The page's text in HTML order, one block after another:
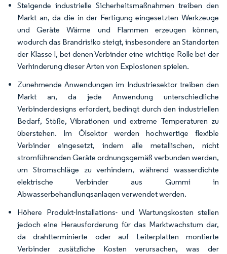
Steigende industrielle Sicherheitsmaßnahmen treiben den
Markt an, da die in der Fertigung eingesetzten Werkzeuge
und Geräte Wärme und Flammen erzeugen können,
wodurch das Brandrisiko steigt, insbesondere an Standorten
der Klasse I, bei denen Verbinder eine wichtige Rolle bei der
Verhinderung dieser Arten von Explosionen spielen.
Zunehmende Anwendungen im Industriesektor treiben den
Markt an, da jede Anwendung unterschiedliche
Verbinderdesigns erfordert, bedingt durch den industriellen
Bedarf, Stöße, Vibrationen und extreme Temperaturen zu
überstehen. Im Ölsektor werden hochwertige flexible
Verbinder eingesetzt, indem alle metallischen, nicht
stromführenden Geräte ordnungsgemäß verbunden werden,
um Stromschläge zu verhindern, während wasserdichte
elektrische Verbinder aus Gummi in
Abwasserbehandlungsanlagen verwendet werden.
Höhere Produkt-Installations- und Wartungskosten stellen
jedoch eine Herausforderung für das Marktwachstum dar,
da drahtterminierte oder auf Leiterplatten montierte
Verbinder zusätzliche Kosten verursachen, was der